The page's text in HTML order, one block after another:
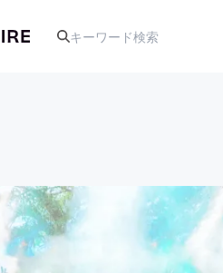
アート・写真